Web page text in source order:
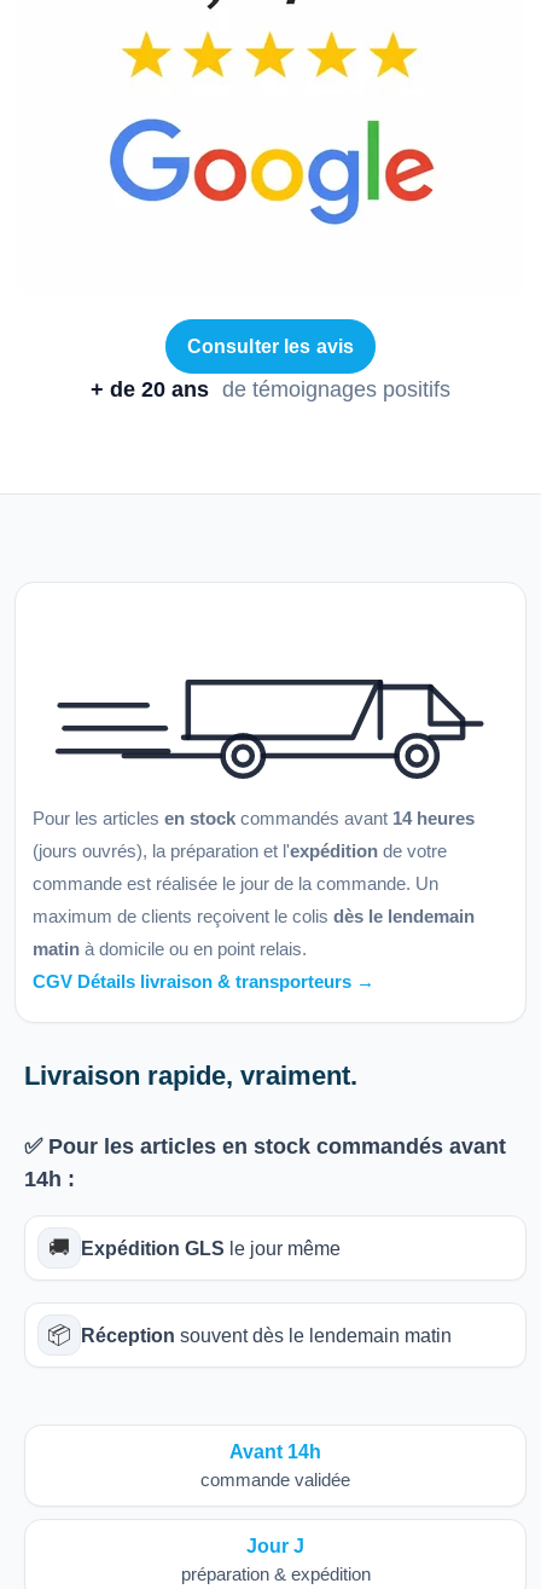
Consulter les avis
+ de 20 ans de témoignages positifs
Pour les articles en stock commandés avant 14 heures
(jours ouvrés), la préparation et l'expédition de votre
commande est réalisée le jour de la commande. Un
maximum de clients reçoivent le colis dès le lendemain
matin à domicile ou en point relais.
CGV Détails livraison & transporteurs →
Livraison rapide, vraiment.
✅ Pour les articles en stock commandés avant
14h :
🚚 Expédition GLS le jour même
📦 Réception souvent dès le lendemain matin
Avant 14h
commande validée
Jour J
préparation & expédition